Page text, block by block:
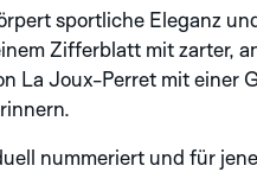
sportliche Eleganz
Zifferblatt mit zarter,
La Joux-Perret mit einer
nummeriert und für